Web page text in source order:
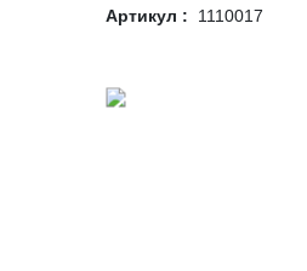
Артикул : 1110017